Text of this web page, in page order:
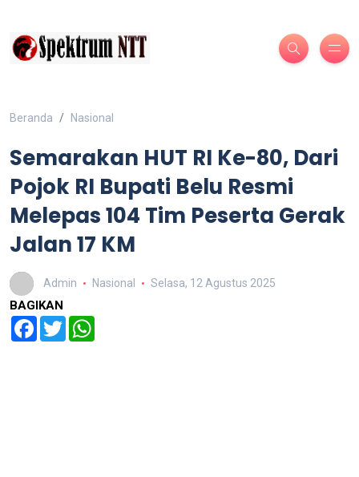
Beranda Nasional
Semarakan HUT RI Ke-80, Dari
Pojok RI Bupati Belu Resmi
Melepas 104 Tim Peserta Gerak
Jalan 17 KM
Admin Nasional Selasa, 12 Agustus 2025
BAGIKAN
Facebook
Twitter